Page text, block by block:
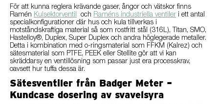
För att kunna reglera krävande gaser, ångor och vätskor finns
Ramén Kulsektorventil och Raméns industriella ventiler i ett antal
specialkonfigurationer där hus och kula tillverkas i
motståndskraftiga material så som rostfritt stål (316L), Titan, SMO,
Hastelloy®, Duplex, Super Duplex och andra höglegerade metaller.
Detta i kombination med o-ringsmaterial som FFKM (Kalrez) och
sätesmaterial som PTFE, PEEK eller Stellite gör att vi kan
skräddarsy en ventillösning som passar just era processkrav,
oavsett hur tuffa dessa är.
Sätesventiler från Badger Meter –
Kundcase dosering av svavelsyra